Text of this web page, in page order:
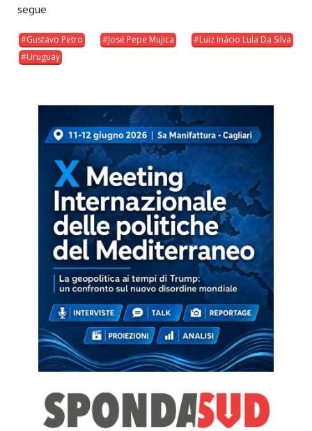
segue
Gustavo Petro José Pepe Mujica
Luiz Inácio Lula Da Silva
Uruguay